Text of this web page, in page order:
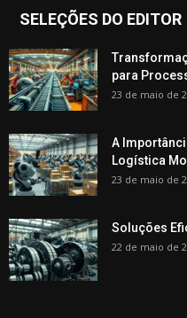
SELEÇÕES DO EDITOR
para
23 de maio de
A
Logística
23 de maio de
Soluções
22 de maio de